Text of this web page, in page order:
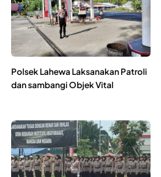
Polsek Lahewa Laksanakan Patroli
dan sambangi Objek Vital